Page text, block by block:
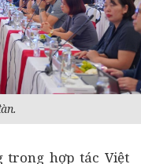
trong hợp tác Việt